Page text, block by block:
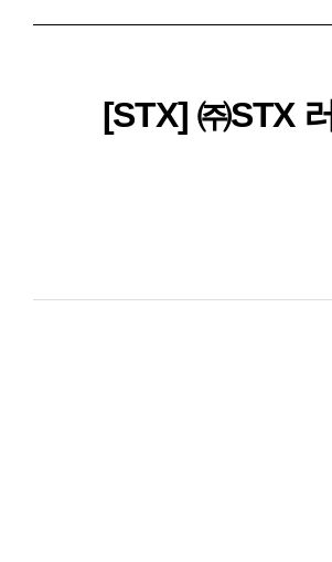
[STX] ㈜STX